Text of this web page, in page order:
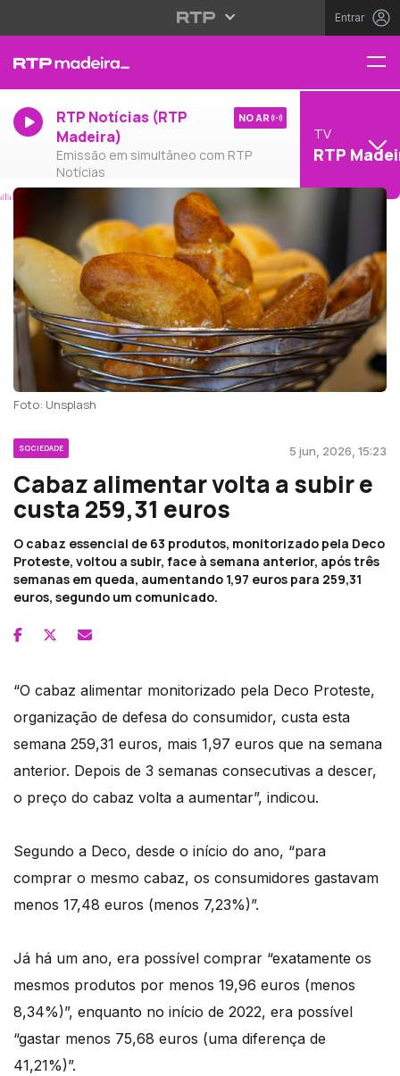
Entrar
RTP Notícias (RTP
Madeira)
Emissão em simultâneo com RTP
Notícias
NO AR
TV
RTP
Foto: Unsplash
SOCIEDADE 5 jun, 2026, 15:23
Cabaz alimentar volta a subir e
custa 259,31 euros
O cabaz essencial de 63 produtos, monitorizado pela Deco
Proteste, voltou a subir, face à semana anterior, após três
semanas em queda, aumentando 1,97 euros para 259,31
euros, segundo um comunicado.
“O cabaz alimentar monitorizado pela Deco Proteste,
organização de defesa do consumidor, custa esta
semana 259,31 euros, mais 1,97 euros que na semana
anterior. Depois de 3 semanas consecutivas a descer,
o preço do cabaz volta a aumentar”, indicou.
Segundo a Deco, desde o início do ano, “para
comprar o mesmo cabaz, os consumidores gastavam
menos 17,48 euros (menos 7,23%)”.
Já há um ano, era possível comprar “exatamente os
mesmos produtos por menos 19,96 euros (menos
8,34%)”, enquanto no início de 2022, era possível
“gastar menos 75,68 euros (uma diferença de
41,21%)”.